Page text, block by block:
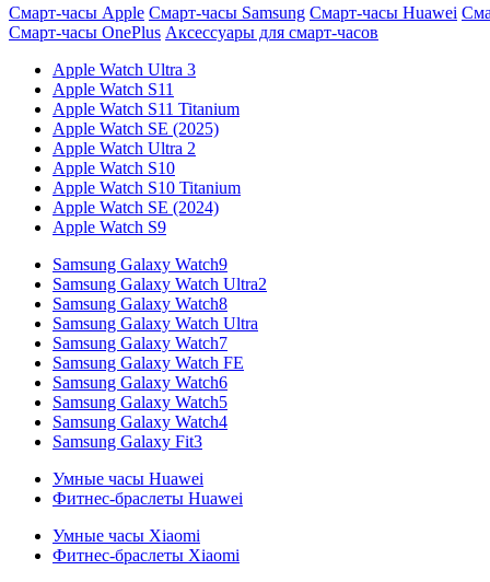
Смарт-часы Apple Смарт-часы Samsung Смарт-часы Huawei
Смарт-часы OnePlus Аксессуары для смарт-часов
Apple Watch Ultra 3
Apple Watch S11
Apple Watch S11 Titanium
Apple Watch SE (2025)
Apple Watch Ultra 2
Apple Watch S10
Apple Watch S10 Titanium
Apple Watch SE (2024)
Apple Watch S9
Samsung Galaxy Watch9
Samsung Galaxy Watch Ultra2
Samsung Galaxy Watch8
Samsung Galaxy Watch Ultra
Samsung Galaxy Watch7
Samsung Galaxy Watch FE
Samsung Galaxy Watch6
Samsung Galaxy Watch5
Samsung Galaxy Watch4
Samsung Galaxy Fit3
Умные часы Huawei
Фитнес-браслеты Huawei
Умные часы Xiaomi
Фитнес-браслеты Xiaomi